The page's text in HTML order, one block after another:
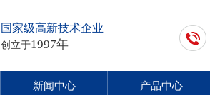
国家级高新技术企业
创立于1997年
新闻中心 产品中心